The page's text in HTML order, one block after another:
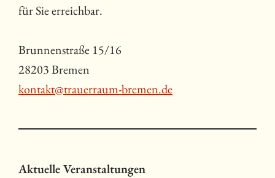
für Sie erreichbar.
Brunnenstraße 15/16
28203 Bremen
kontakt@trauerraum-bremen.de
Aktuelle Veranstaltungen